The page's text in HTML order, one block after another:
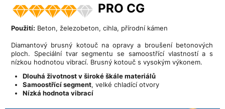
PRO CG
Použití: Beton, železobeton, cihla, přírodní kámen
Diamantový brusný kotouč na opravy a broušení betonových
ploch. Speciální tvar segmentu se samoostřící vlastností a s
nízkou hodnotou vibrací. Brusný kotouč s vysokým výkonem.
Dlouhá životnost v široké škále materiálů
Samoostřící segment, velké chladící otvory
Nízká hodnota vibrací